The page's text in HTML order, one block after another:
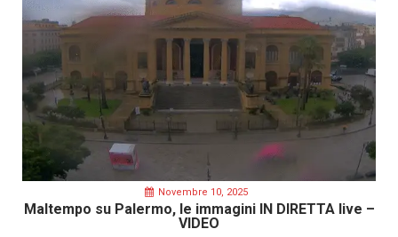
Novembre 10, 2025
Maltempo su Palermo, le immagini IN DIRETTA live –
VIDEO